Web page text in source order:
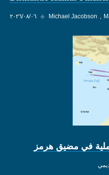
٠٦‏/٠٨‏/٢٠٢٦ ◆ Michael Jacobson
في مضيق هرمز